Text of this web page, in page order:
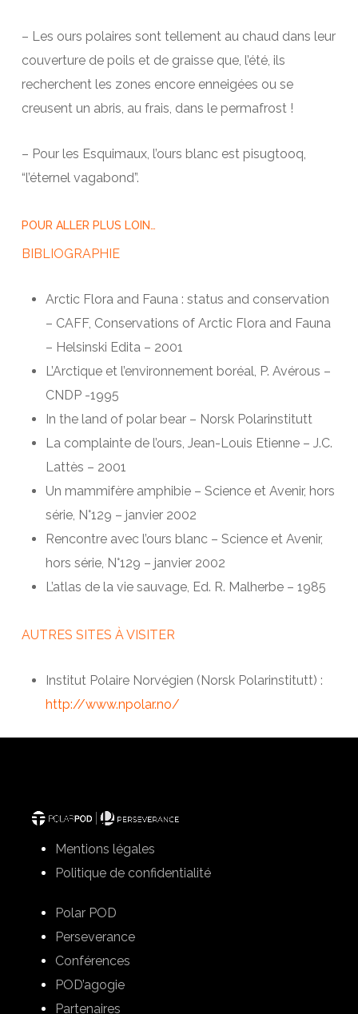
– Les ours polaires sont tellement au chaud dans leur
couverture de poils et de graisse que, l’été, ils
recherchent les zones encore enneigées ou se
creusent un abris, au frais, dans le permafrost !
– Pour les Esquimaux, l’ours blanc est pisugtooq,
“l’éternel vagabond”.
POUR ALLER PLUS LOIN…
BIBLIOGRAPHIE
Arctic Flora and Fauna : status and conservation
– CAFF, Conservations of Arctic Flora and Fauna
– Helsinski Edita – 2001
L’Arctique et l’environnement boréal, P. Avérous –
CNDP -1995
In the land of polar bear – Norsk Polarinstitutt
La complainte de l’ours, Jean-Louis Etienne – J.C.
Lattès – 2001
Un mammifère amphibie – Science et Avenir, hors
série, N°129 – janvier 2002
Rencontre avec l’ours blanc – Science et Avenir,
hors série, N°129 – janvier 2002
L’atlas de la vie sauvage, Ed. R. Malherbe – 1985
AUTRES SITES À VISITER
Institut Polaire Norvégien (Norsk Polarinstitutt) :
http://www.npolar.no/
Mentions légales
Politique de confidentialité
Polar POD
Perseverance
Conférences
POD’agogie
Partenaires